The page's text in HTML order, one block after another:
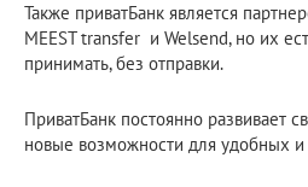
Также приватБанк является
MEEST transfer и Welsend, но их
принимать, без отправки.
ПриватБанк постоянно развивает
новые возможности для удобных